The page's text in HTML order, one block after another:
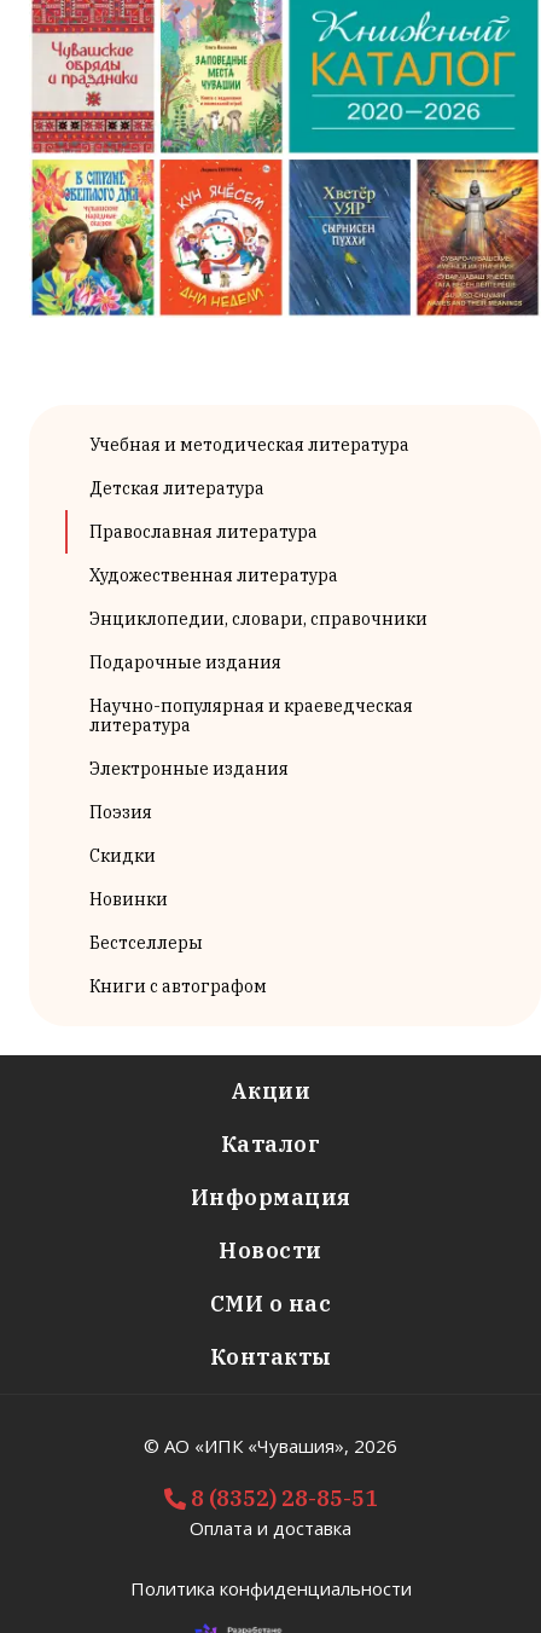
Учебная и методическая литература
Детская литература
Православная литература
Художественная литература
Энциклопедии, словари, справочники
Подарочные издания
Научно-популярная и краеведческая
литература
Электронные издания
Поэзия
Скидки
Новинки
Бестселлеры
Книги с автографом
Акции
Каталог
Информация
Новости
СМИ о нас
Контакты
© АО «ИПК «Чувашия», 2026
8 (8352) 28-85-51
Оплата и доставка
Политика конфиденциальности